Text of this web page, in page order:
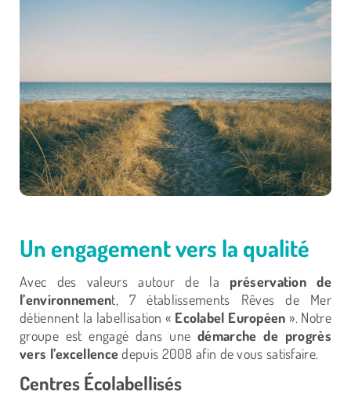
Un engagement vers la qualité
Avec des valeurs autour de la préservation de
l’environnement, 7 établissements Rêves de Mer
détiennent la labellisation « Ecolabel Européen ». Notre
groupe est engagé dans unedémarche de progrès
vers l’excellencedepuis 2008 afin de vous satisfaire.
Centres Écolabellisés